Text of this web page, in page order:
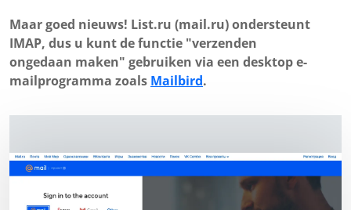
Maar goed nieuws! List.ru (mail.ru) ondersteunt
IMAP, dus u kunt de functie "verzenden
ongedaan maken" gebruiken via een desktop e-
mailprogramma zoals Mailbird.